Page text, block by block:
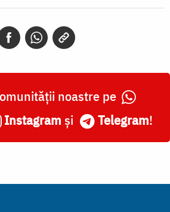
noastre pe
Instagram și Telegram!